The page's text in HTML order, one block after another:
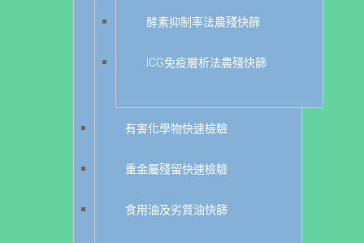
酵素抑制率法農殘快篩
ICG免疫層析法農殘快篩
有害化學物快速檢驗
重金屬殘留快速檢驗
食用油及劣質油快篩